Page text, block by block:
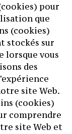
pour
que
(cookies)
stockés sur
lorsque vous
des
site Web.
(cookies)
comprendre
site Web et